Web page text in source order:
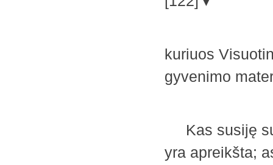
kuriuos
gyvenimo
Kas susiję su
yra apreikšta;